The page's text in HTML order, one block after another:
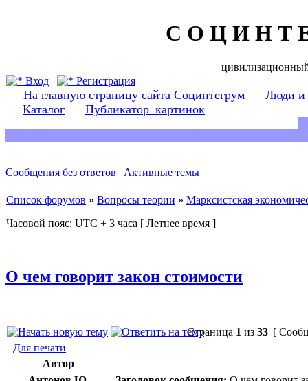
С О Ц И Н Т
Вход
Регистрация
На главную страницу сайта Социнтегрум
Люди и
Каталог
Публикатор_картинок
Сообщения без ответов | Активные темы
Список форумов » Вопросы теории » Марксистская
Часовой пояс: UTC + 3 часа [ Летнее время ]
О чем говорит закон стоимости
Страница 1 из 33 [
Для печати
Автор